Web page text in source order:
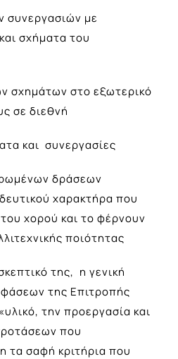
συνεργασιών με
σχήματα του
σχημάτων στο εξωτερικό
σε διεθνή
και συνεργασίες
δράσεων
χαρακτήρα που
χορού και το φέρνουν
ποιότητας
της, η γενική
της Επιτροπής
την προεργασία και
που
τα σαφή κριτήρια που